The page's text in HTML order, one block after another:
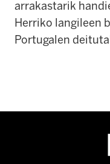
arrakastarik
Herriko langileen
Portugalen